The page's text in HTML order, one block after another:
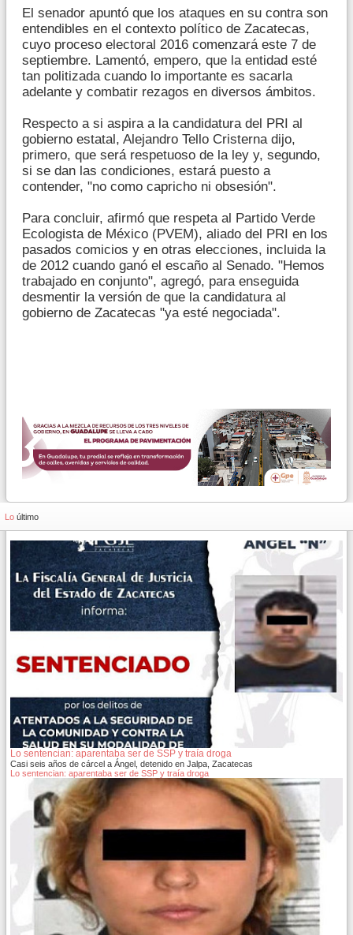
El senador apuntó que los ataques en su contra son
entendibles en el contexto político de Zacatecas,
cuyo proceso electoral 2016 comenzará este 7 de
septiembre. Lamentó, empero, que la entidad esté
tan politizada cuando lo importante es sacarla
adelante y combatir rezagos en diversos ámbitos.
Respecto a si aspira a la candidatura del PRI al
gobierno estatal, Alejandro Tello Cristerna dijo,
primero, que será respetuoso de la ley y, segundo,
si se dan las condiciones, estará puesto a
contender, "no como capricho ni obsesión".
Para concluir, afirmó que respeta al Partido Verde
Ecologista de México (PVEM), aliado del PRI en los
pasados comicios y en otras elecciones, incluida la
de 2012 cuando ganó el escaño al Senado. "Hemos
trabajado en conjunto", agregó, para enseguida
desmentir la versión de que la candidatura al
gobierno de Zacatecas "ya esté negociada".
Lo último
Lo sentencian: aparentaba ser de SSP y traía droga
Casi seis años de cárcel a Ángel, detenido en Jalpa, Zacatecas
Lo sentencian: aparentaba ser de SSP y traía droga